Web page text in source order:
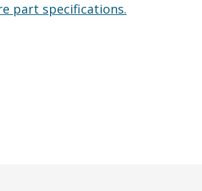
part specifications.